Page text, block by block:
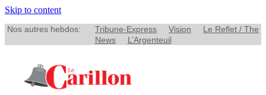
Skip to content
Nos autres hebdos: Tribune-Express Vision
Le Reflet / The
News
L’Argenteuil